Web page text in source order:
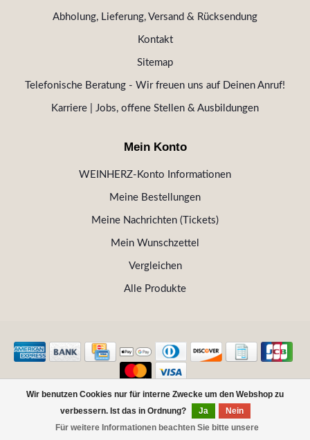
Wir benutzen Cookies nur für interne Zwecke um den Webshop zu
verbessern. Ist das in Ordnung?
Ja
Nein
Für weitere Informationen beachten Sie bitte unsere
Abholung, Lieferung, Versand & Rücksendung
Kontakt
Sitemap
Telefonische Beratung - Wir freuen uns auf Deinen Anruf!
Karriere | Jobs, offene Stellen & Ausbildungen
Mein Konto
WEINHERZ-Konto Informationen
Meine Bestellungen
Meine Nachrichten (Tickets)
Mein Wunschzettel
Vergleichen
Alle Produkte
© Copyright 2026 WEINHERZ Kitzbühel - Die VINOTHEK in
Kitzbühel